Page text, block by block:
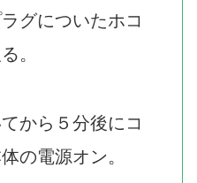
グについたホコ
。
から５分後にコ
の電源オン。